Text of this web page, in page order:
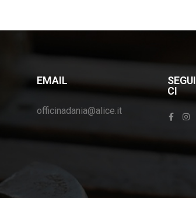
EMAIL
officinadania@alice.it
SEGUI
CI